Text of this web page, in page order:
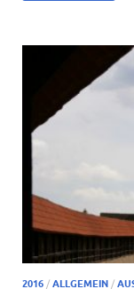
2016 / ALLGEMEIN /